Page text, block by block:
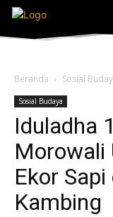
Beranda Sosial
Sosial Budaya
Iduladha
Morowali
Ekor
Kambing